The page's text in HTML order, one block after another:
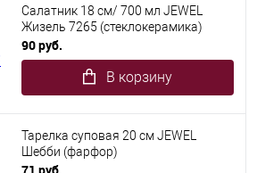
Салатник 18 см/ 700 мл JEWEL
Жизель 7265 (стеклокерамика)
90 руб.
В корзину
Тарелка суповая 20 см JEWEL
Шебби (фарфор)